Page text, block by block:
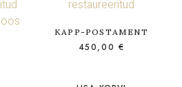
KAPP-POSTAMENT
450,00 €